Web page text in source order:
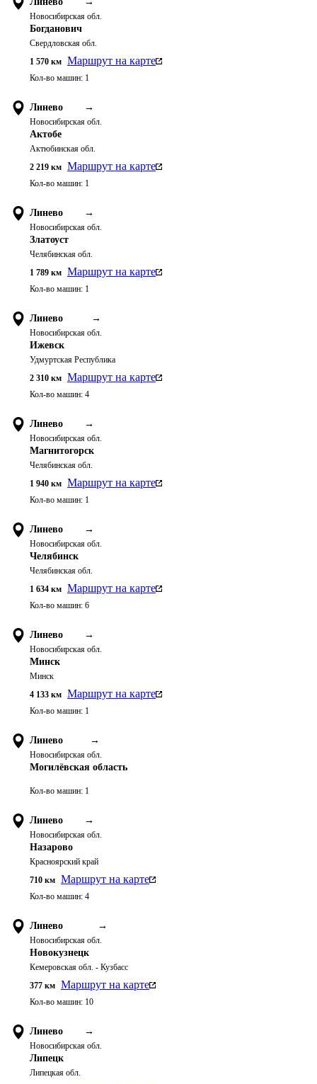
Новосибирская обл.
Богданович
Свердловская обл.
1 570 км Маршрут на карте
Кол-во машин: 1
Линево →
Новосибирская обл.
Актобе
Актюбинская обл.
2 219 км Маршрут на карте
Кол-во машин: 1
Линево →
Новосибирская обл.
Златоуст
Челябинская обл.
1 789 км Маршрут на карте
Кол-во машин: 1
Линево →
Новосибирская обл.
Ижевск
Удмуртская Республика
2 310 км Маршрут на карте
Кол-во машин: 4
Линево →
Новосибирская обл.
Магнитогорск
Челябинская обл.
1 940 км Маршрут на карте
Кол-во машин: 1
Линево →
Новосибирская обл.
Челябинск
Челябинская обл.
1 634 км Маршрут на карте
Кол-во машин: 6
Линево →
Новосибирская обл.
Минск
Минск
4 133 км Маршрут на карте
Кол-во машин: 1
Линево →
Новосибирская обл.
Могилёвская область
Кол-во машин: 1
Линево →
Новосибирская обл.
Назарово
Красноярский край
710 км Маршрут на карте
Кол-во машин: 4
Линево →
Новосибирская обл.
Новокузнецк
Кемеровская обл. - Кузбасс
377 км Маршрут на карте
Кол-во машин: 10
Линево →
Новосибирская обл.
Липецк
Липецкая обл.